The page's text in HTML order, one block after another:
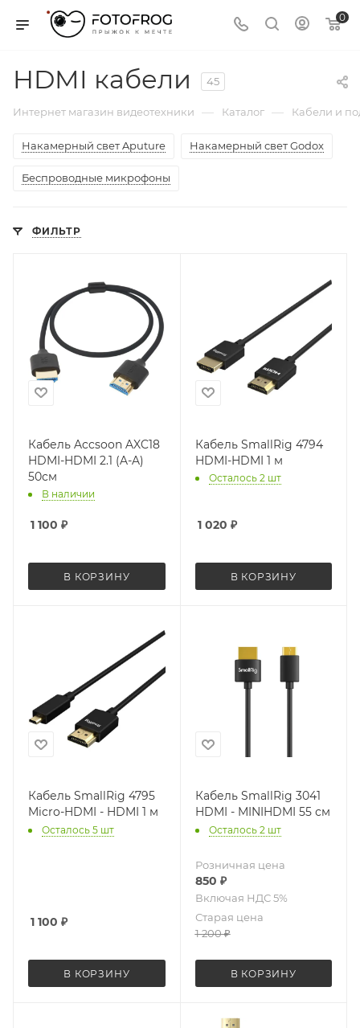
0
HDMI кабели 45
Интернет магазин видеотехники — Каталог — Кабели и
Накамерный свет Aputure Накамерный свет Godox
Беспроводные микрофоны
ФИЛЬТР
Кабель Accsoon AXC18
HDMI-HDMI 2.1 (A-A)
50см
В наличии
1 100 ₽
В КОРЗИНУ
Кабель SmallRig 4794
HDMI-HDMI 1 м
Осталось 2 шт
1 020 ₽
В КОРЗИНУ
Кабель SmallRig 4795
Micro-HDMI - HDMI 1 м
Осталось 5 шт
1 100 ₽
В КОРЗИНУ
Кабель SmallRig 3041
HDMI - MINIHDMI 55 см
Осталось 2 шт
Розничная цена
850 ₽
Старая цена
1 200₽
В КОРЗИНУ